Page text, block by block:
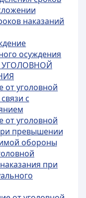
наказаний
осуждения
УГОЛОВНОЙ
от уголовной
с
от уголовной
превышении
обороны
при